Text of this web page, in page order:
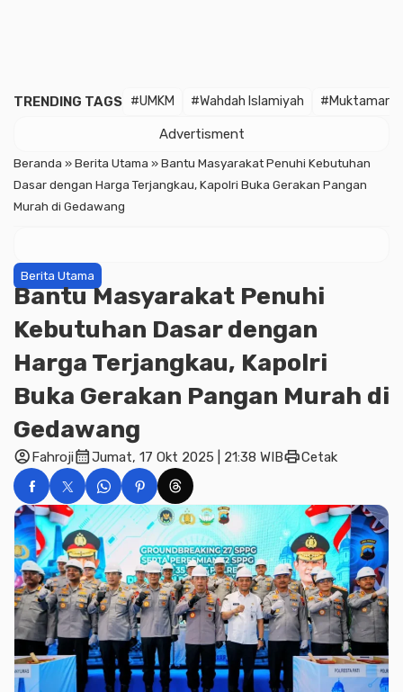
TRENDING TAGS #UMKM #Wahdah Islamiyah #Muktamar
Advertisment
Beranda »Berita Utama »Bantu Masyarakat Penuhi Kebutuhan
Dasar dengan Harga Terjangkau, Kapolri Buka Gerakan Pangan
Murah di Gedawang
Berita Utama
Bantu Masyarakat Penuhi
Kebutuhan Dasar dengan
Harga Terjangkau, Kapolri
Buka Gerakan Pangan Murah di
Gedawang
account_circleFahrojicalendar_monthJumat, 17 Okt 2025 | 21:38 WIBprintCetak